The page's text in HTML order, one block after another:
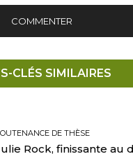
CLÉS SIMILAIRES
DE THÈSE
Rock, finissante au